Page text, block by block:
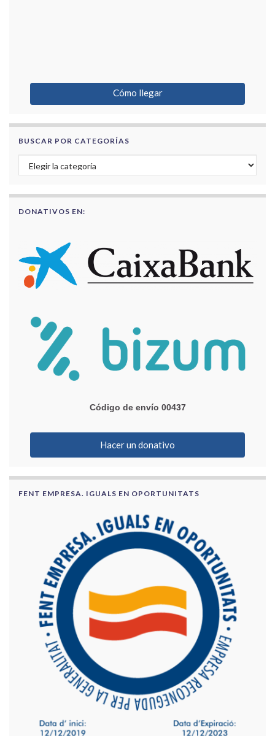
Cómo llegar
BUSCAR POR CATEGORÍAS
Buscar por categorías
DONATIVOS EN:
Código de envío 00437
Hacer un donativo
FENT EMPRESA. IGUALS EN OPORTUNITATS